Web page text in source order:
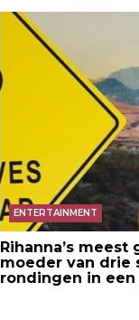
ENTERTAINMENT
Rihanna’s
moeder van drie
rondingen in